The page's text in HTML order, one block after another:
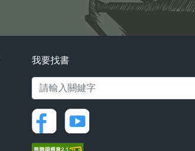
我要找書